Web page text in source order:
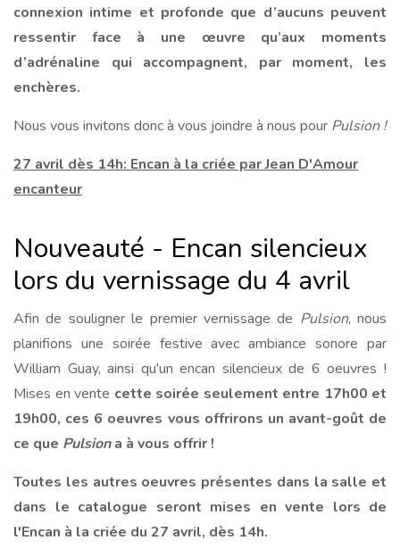
connexion intime et profonde que d’aucuns peuvent
ressentir face à une œuvre qu’aux moments
d’adrénaline qui accompagnent, par moment, les
enchères.
Nous vous invitons donc à vous joindre à nous pour Pulsion !
27 avril dès 14h: Encan à la criée par Jean D'Amour
encanteur
Nouveauté - Encan silencieux
lors du vernissage du 4 avril
Afin de souligner le premier vernissage de Pulsion, nous
planifions une soirée festive avec ambiance sonore par
William Guay, ainsi qu'un encan silencieux de 6 oeuvres !
Mises en vente cette soirée seulement entre 17h00 et
19h00, ces 6 oeuvres vous offrirons un avant-goût de
ce que Pulsiona à vous offrir !
Toutes les autres oeuvres présentes dans la salle et
dans le catalogue seront mises en vente lors de
l'Encan à la criée du 27 avril, dès 14h.